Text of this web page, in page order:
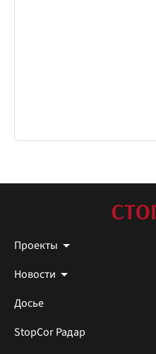
Проекты
Новости
Досье
StopCor Радар